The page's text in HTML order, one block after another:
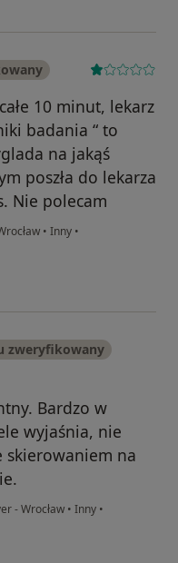
10 minut, lekarz
badania “ to
na jakąś
poszła do lekarza
Nie polecam
• Inny •
zweryfikowany
Bardzo w
wyjaśnia, nie
skierowaniem na
- Wrocław • Inny •